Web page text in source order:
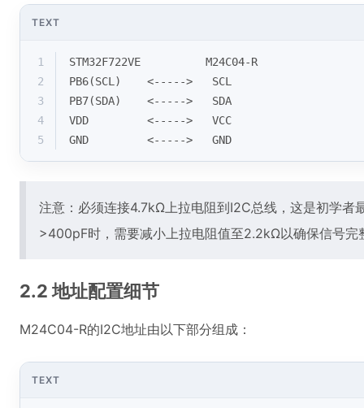
TEXT
1
STM32F722VE          M24C04-R
2
PB6(SCL)    <----->   SCL
3
PB7(SDA)    <----->   SDA
4
VDD         <----->   VCC
5
GND         <----->   GND
注意：必须连接4.7kΩ上拉电阻到I2C总线，这是初学者
>400pF时，需要减小上拉电阻值至2.2kΩ以确保信号完
2.2 地址配置细节
M24C04-R的I2C地址由以下部分组成：
TEXT